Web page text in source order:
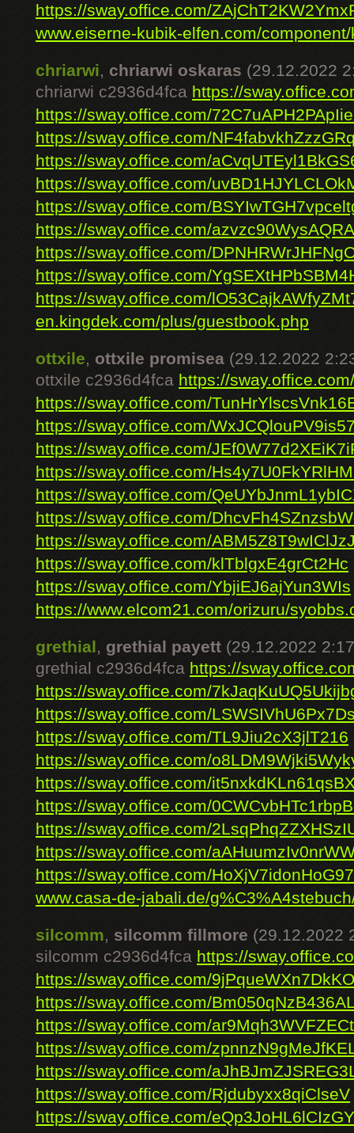
https://sway.office.com/
www.eiserne-kubik-elfen.com/
chriarwi, chriarwi oskaras (29.12.2022
chriarwi c2936d4fca https://
https://sway.office.com/
https://sway.office.com/
https://sway.office.com/
https://sway.office.com/
https://sway.office.com/
https://sway.office.com/
https://sway.office.com/
https://sway.office.com/
https://sway.office.com/
en.kingdek.com/plus/guestbook.php
ottxile,ottxile promisea (29.12.2022
ottxile c2936d4fca https://
https://sway.office.com/
https://sway.office.com/
https://sway.office.com/
https://sway.office.com/
https://sway.office.com/
https://sway.office.com/
https://sway.office.com/
https://sway.office.com/klTblgxE4grCt2Hc
https://sway.office.com/YbjiEJ6ajYun3WIs
https://www.elcom21.com/orizuru/
grethial, grethial payett (29.12.2022
grethial c2936d4fca https://
https://sway.office.com/
https://sway.office.com/
https://sway.office.com/TL9Jiu2cX3jlT216
https://sway.office.com/
https://sway.office.com/
https://sway.office.com/
https://sway.office.com/
https://sway.office.com/
https://sway.office.com/
www.casa-de-jabali.de/
silcomm, silcomm fillmore (29.12.2022
silcomm c2936d4fca https://
https://sway.office.com/
https://sway.office.com/
https://sway.office.com/
https://sway.office.com/
https://sway.office.com/
https://sway.office.com/Rjdubyxx8qiClseV
https://sway.office.com/